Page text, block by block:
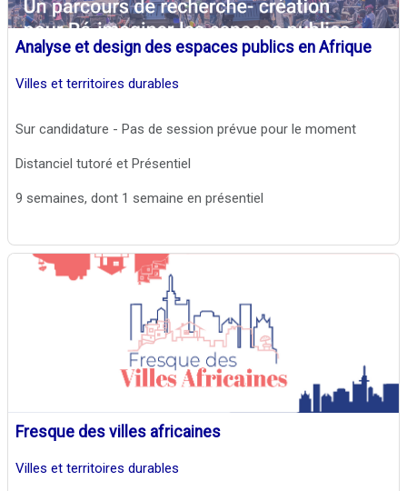
Analyse et design des espaces publics en Afrique
Villes et territoires durables
Sur candidature - Pas de session prévue pour le moment
Distanciel tutoré et Présentiel
9 semaines, dont 1 semaine en présentiel
Fresque des villes africaines
Villes et territoires durables